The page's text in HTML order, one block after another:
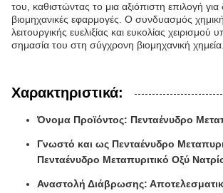
του, καθιστώντας το μια αξιόπιστη επιλογή για
βιομηχανικές εφαρμογές. Ο συνδυασμός
λειτουργικής ευελιξίας και ευκολίας χειρισμού
σημασία του στη σύγχρονη βιομηχανική χημεία.
Χαρακτηριστικά:
Όνομα Προϊόντος: Πενταένυδρο
Γνωστό και ως Πενταένυδρο
Πενταένυδρο Μεταπυριτικό Οξύ
Αναστολή Διάβρωσης: